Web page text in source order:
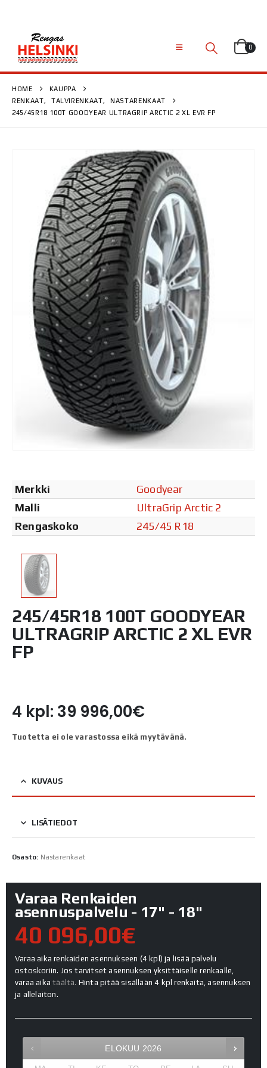
0
HOME
KAUPPA
RENKAAT, TALVIRENKAAT,
NASTARENKAAT
245/45R18 100T GOODYEAR ULTRAGRIP ARCTIC 2 XL EVR FP
Merkki
Goodyear
Malli
UltraGrip Arctic 2
Rengaskoko
245/45 R18
245/45R18 100T GOODYEAR
ULTRAGRIP ARCTIC 2 XL EVR
FP
4 kpl: 39 996,00€
Tuotetta ei ole varastossa eikä myytävänä.
KUVAUS
LISÄTIEDOT
Osasto: Nastarenkaat
Varaa Renkaiden
asennuspalvelu - 17" - 18"
40 096,00€
Varaa aika renkaiden asennukseen (4 kpl) ja lisää palvelu
ostoskoriin. Jos tarvitset asennuksen yksittäiselle renkaalle,
varaa aikatäältä. Hinta pitää sisällään 4 kpl renkaita, asennuksen
ja allelaiton.
ELOKUU 2026